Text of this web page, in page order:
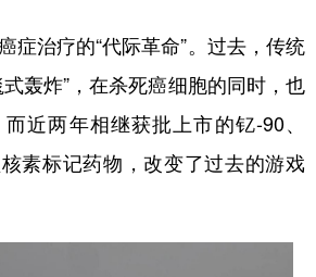
治疗的“代际革命”。过去，传统
轰炸”，在杀死癌细胞的同时，也
近两年相继获批上市的钇-90、
素标记药物，改变了过去的游戏